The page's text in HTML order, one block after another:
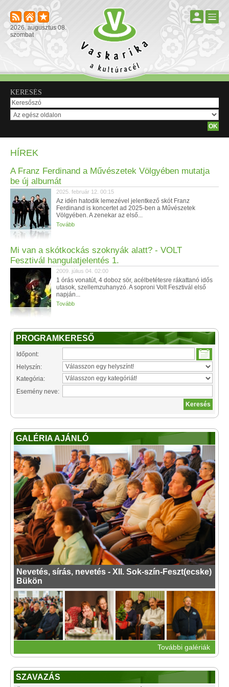
2026. augusztus 08.
szombat
KERESÉS
HÍREK
A Franz Ferdinand a Művészetek Völgyében mutatja
be új albumát
2025. február 12. 00:15
Az idén hatodik lemezével jelentkező skót Franz
Ferdinand is koncertet ad 2025-ben a Művészetek
Völgyében. A zenekar az első...
Tovább
Mi van a skótkockás szoknyák alatt? - VOLT
Fesztivál hangulatjelentés 1.
2009. július 04. 02:00
1 órás vonatút, 4 doboz sör, acélbetétesre rákattanó idős
utasok, szellemzuhanyzó. A soproni Volt Fesztivál első
napján...
Tovább
PROGRAMKERESŐ
Időpont:
Helyszín:
Kategória:
Esemény neve:
GALÉRIA AJÁNLÓ
Nevetés, sírás, nevetés - XII. Sok-szín-Feszt(ecske)
Bükön
További galériák
SZAVAZÁS